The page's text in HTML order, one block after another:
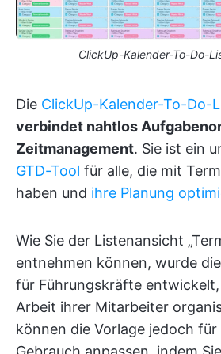
ClickUp-Kalender-To-Do-
Die ClickUp-Kalender-To-Do-
verbindet nahtlos
Zeitmanagement. Sie ist ein
GTD-Tool für alle, die mit
haben und ihre Planung
Wie Sie der Listenansicht
entnehmen können, wurde
für Führungskräfte
Arbeit ihrer Mitarbeiter
können die Vorlage jedoch